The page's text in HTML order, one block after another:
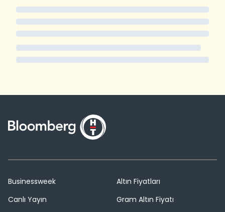
Businessweek
Canlı Yayın
Altın Fiyatları
Gram Altın Fiyatı